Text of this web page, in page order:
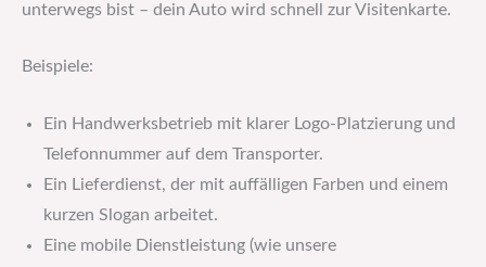
unterwegs bist – dein Auto wird schnell zur Visitenkarte.
Beispiele:
Ein Handwerksbetrieb mit klarer Logo-Platzierung und
Telefonnummer auf dem Transporter.
Ein Lieferdienst, der mit auffälligen Farben und einem
kurzen Slogan arbeitet.
Eine mobile Dienstleistung (wie unsere